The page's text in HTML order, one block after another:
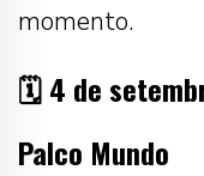
momento.
🗓️ 4 de
Palco Mundo